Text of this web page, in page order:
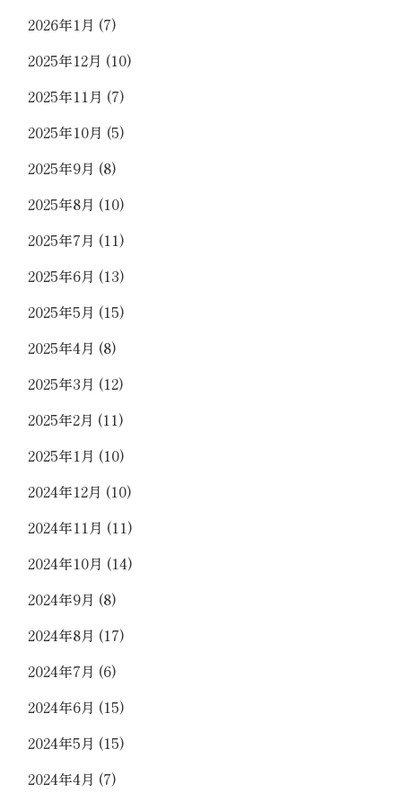
2026年1月 (7)
2025年12月 (10)
2025年11月 (7)
2025年10月 (5)
2025年9月 (8)
2025年8月 (10)
2025年7月 (11)
2025年6月 (13)
2025年5月 (15)
2025年4月 (8)
2025年3月 (12)
2025年2月 (11)
2025年1月 (10)
2024年12月 (10)
2024年11月 (11)
2024年10月 (14)
2024年9月 (8)
2024年8月 (17)
2024年7月 (6)
2024年6月 (15)
2024年5月 (15)
2024年4月 (7)